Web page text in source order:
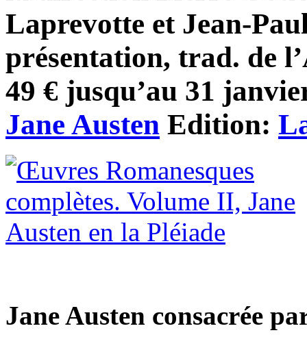
Laprevotte et Jean-
présentation, trad. de
49 € jusqu’au 31
Jane Austen Edition:
Jane Austen consacrée